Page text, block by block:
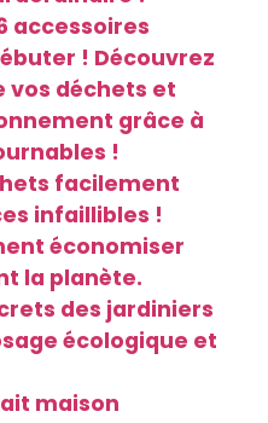
accessoires
! Découvrez
déchets et
grâce à
!
facilement
infaillibles !
économiser
la planète.
des jardiniers
écologique et
maison